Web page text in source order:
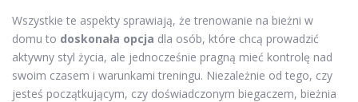
Wszystkie te aspekty sprawiają, że trenowanie na bieżni w
domu to doskonała opcja dla osób, które chcą prowadzić
aktywny styl życia, ale jednocześnie pragną mieć kontrolę nad
swoim czasem i warunkami treningu. Niezależnie od tego, czy
jesteś początkującym, czy doświadczonym biegaczem, bieżnia